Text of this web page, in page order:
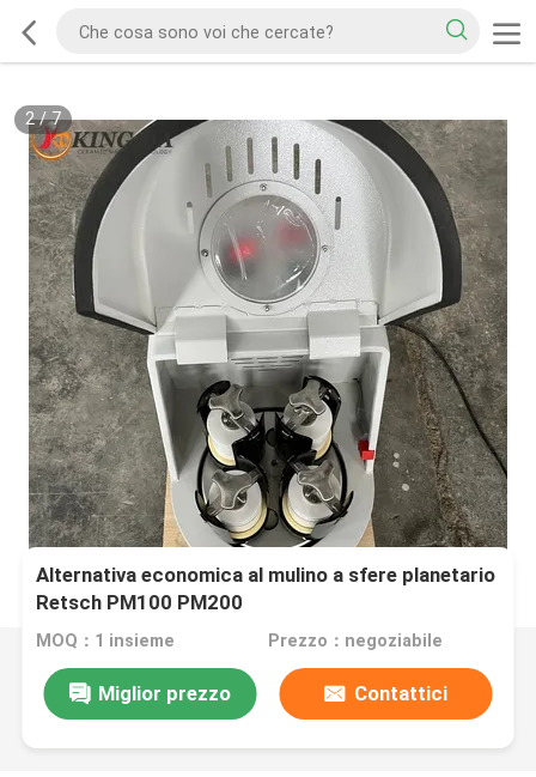
2/7
Alternativa economica al mulino a sfere planetario
Retsch PM100 PM200
MOQ：1 insieme Prezzo：negoziabile
Miglior prezzo Contattici